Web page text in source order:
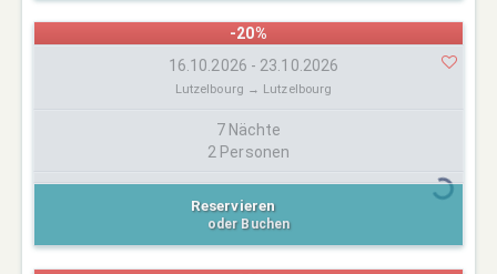
-20%
16.10.2026 - 23.10.2026
Lutzelbourg → Lutzelbourg
7 Nächte
2 Personen
Reservieren
oder Buchen